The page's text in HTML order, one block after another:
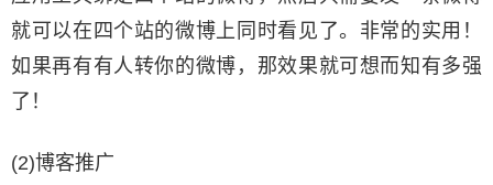
就可以在四个站的微博上同时看见了。非常的实用！
如果再有有人转你的微博，那效果就可想而知有多强
了！
(2)博客推广